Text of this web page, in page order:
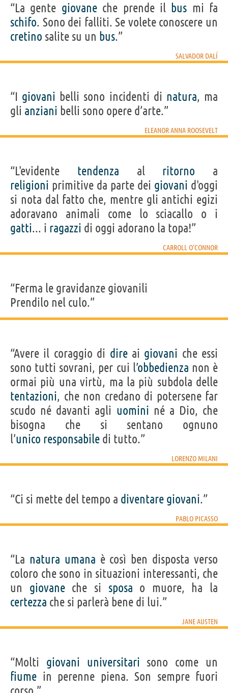
“La gente giovaneche prende il bus mi fa
schifo. Sono dei falliti. Se volete conoscere un
cretino salite su un bus.”
SALVADOR DALÍ
“I giovani belli sono incidenti di natura, ma
gli anziani belli sono opere d’arte.”
ELEANOR ANNA ROOSEVELT
“L'evidente tendenza al ritorno a
religioni primitive da parte dei giovani d'oggi
si nota dal fatto che, mentre gli antichi egizi
adoravano animali come lo sciacallo o i
gatti... i ragazzi di oggi adorano la topa!”
CARROLL O'CONNOR
“Ferma le gravidanze giovanili
Prendilo nel culo.”
“Avere il coraggio di direai giovani che essi
sono tutti sovrani, per cui l’obbedienza non è
ormai più una virtù, ma la più subdola delle
tentazioni, che non credano di potersene far
scudo né davanti agli uomini né a Dio, che
bisogna che si sentano ognuno
l’unico responsabile di tutto.”
LORENZO MILANI
“Ci si mette del tempo a diventare giovani.”
PABLO PICASSO
“La natura umana è così ben disposta verso
coloro che sono in situazioni interessanti, che
un giovaneche si sposa o muore, ha la
certezza che si parlerà bene di lui.”
JANE AUSTEN
“Molti giovani universitari sono come un
fiume in perenne piena. Son sempre fuori